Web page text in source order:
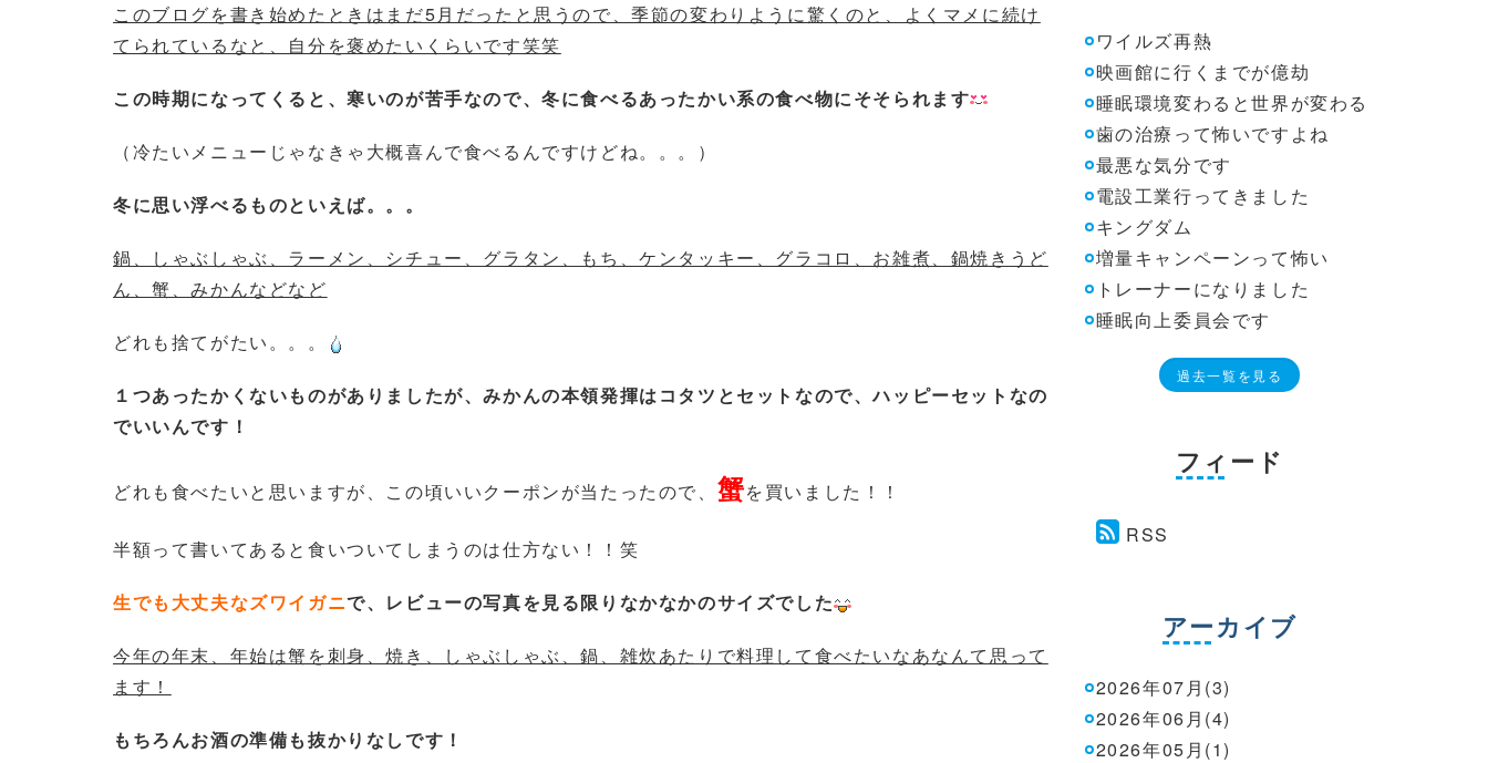
このブログを書き始めたときはまだ5月だったと思うので、季節の変わりように驚くのと、よくマメに続け
てられているなと、自分を褒めたいくらいです笑笑
この時期になってくると、寒いのが苦手なので、冬に食べるあったかい系の食べ物にそそられます
（冷たいメニューじゃなきゃ大概喜んで食べるんですけどね。。。）
冬に思い浮べるものといえば。。。
鍋、しゃぶしゃぶ、ラーメン、シチュー、グラタン、もち、ケンタッキー、グラコロ、お雑煮、鍋焼きうど
ん、蟹、みかんなどなど
どれも捨てがたい。。。
１つあったかくないものがありましたが、みかんの本領発揮はコタツとセットなので、ハッピーセットなの
でいいんです！
どれも食べたいと思いますが、この頃いいクーポンが当たったので、 蟹を買いました！！
半額って書いてあると食いついてしまうのは仕方ない！！笑
生でも大丈夫なズワイガニで、レビューの写真を見る限りなかなかのサイズでした
今年の年末、年始は蟹を刺身、焼き、しゃぶしゃぶ、鍋、雑炊あたりで料理して食べたいなあなんて思って
ます！
もちろんお酒の準備も抜かりなしです！
ワイルズ再熱
映画館に行くまでが億劫
睡眠環境変わると世界が変わる
歯の治療って怖いですよね
最悪な気分です
電設工業行ってきました
キングダム
増量キャンペーンって怖い
トレーナーになりました
睡眠向上委員会です
過去一覧を見る
フィード
RSS
アーカイブ
2026年07月(3)
2026年06月(4)
2026年05月(1)